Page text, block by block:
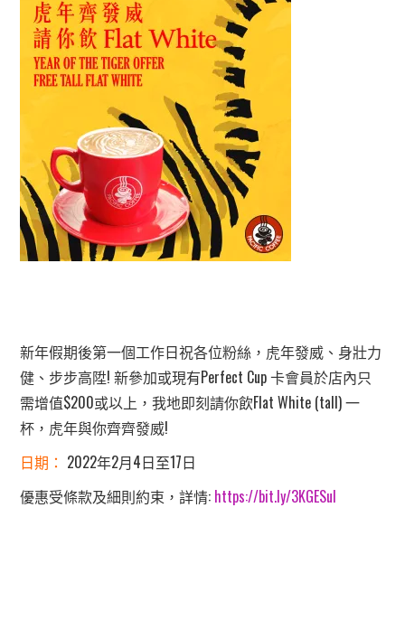
新年假期後第一個工作日祝各位粉絲，虎年發威、身壯力
健、步步高陞! 新參加或現有Perfect Cup 卡會員於店內只
需增值$200或以上，我地即刻請你飲Flat White (tall) 一
杯，虎年與你齊齊發威!
日期： 2022年2月4日至17日
優惠受條款及細則約束，詳情: https://bit.ly/3KGESul